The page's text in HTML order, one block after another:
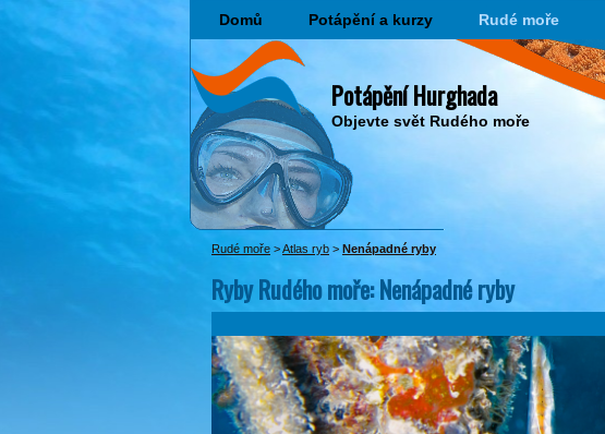
Domů Potápění a kurzy Rudé moře
Potápění Hurghada
Objevte svět Rudého moře
Rudé moře >Atlas ryb > Nenápadné ryby
Ryby Rudého moře: Nenápadné ryby